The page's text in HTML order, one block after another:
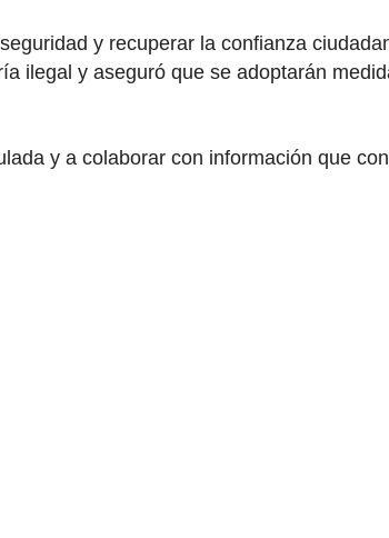
y recuperar la confianza
ilegal y aseguró que se adoptarán
y a colaborar con información que